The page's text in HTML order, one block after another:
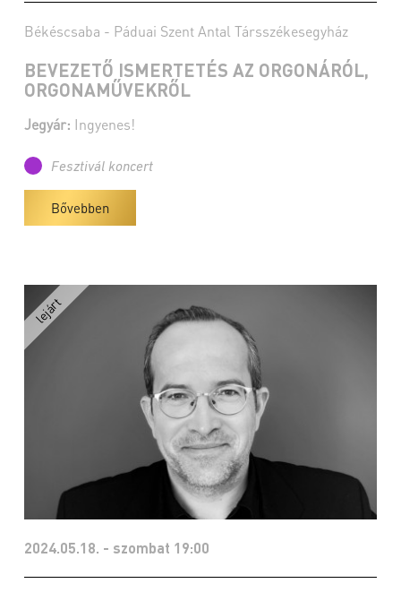
Békéscsaba - Páduai Szent Antal Társszékesegyház
BEVEZETŐ ISMERTETÉS AZ ORGONÁRÓL,
ORGONAMŰVEKRŐL
Jegyár: Ingyenes!
Fesztivál koncert
Bővebben
2024.05.18. - szombat 19:00